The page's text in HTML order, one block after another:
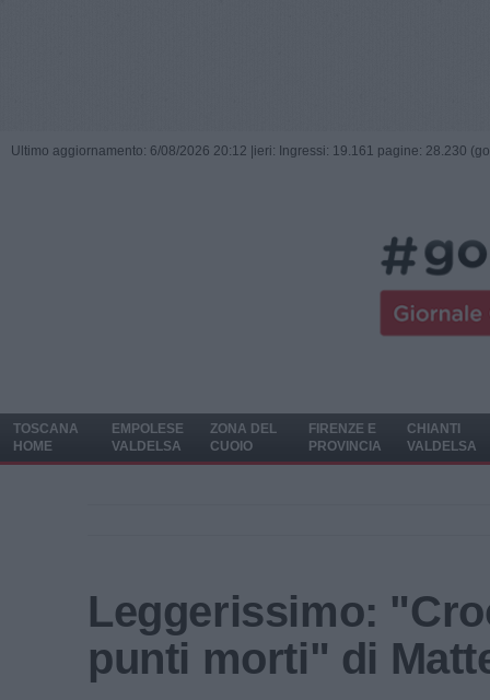
Ultimo aggiornamento: 6/08/2026 20:12 | ieri: Ingressi: 19.161 pagine: 28.230
TOSCANA
HOME
EMPOLESE
VALDELSA
ZONA DEL
CUOIO
FIRENZE E
PROVINCIA
CHIANTI
VALDELSA
Leggerissimo:
punti morti" di